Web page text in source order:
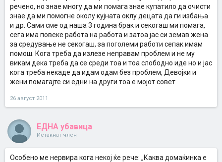
речено, но знае многу да ми помага знае купатило да очисти
знае да ми помогне околу кујната оклу децата да ги избања
и др. Сами сме од наша 3 година брак и секогаш ми помага,
сега има повеке работа на работа и затоа јас си земав жена
за средување не секогаш, за поголеми работи сепак имам
помош. Кога треба да излезе неправам проблем и не му
викам дека треба да се среди тоа и тоа слободно иде но и јас
кога треба некаде да идам одам без проблем, Девојки и
жени помагајте си едни на други тоа е мојот совет
26 август 2011
ЕДНА убавица
Истакнат член
Особено ме нервира кога некој ќе рече: „Каква домаќинка е